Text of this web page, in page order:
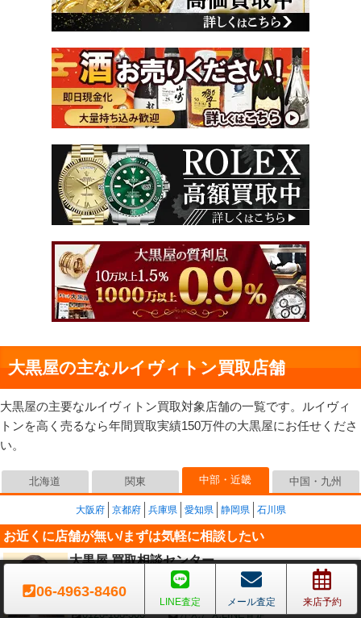
大黒屋の主なルイヴィトン買取店舗
大黒屋の主要なルイヴィトン買取対象店舗の一覧です。ルイヴィ
トンを高く売るなら年間買取実績150万件の大黒屋にお任せくださ
い。
北海道 関東 中部・近畿 中国・九州
大阪府 京都府 兵庫県 愛知県 静岡県 石川県
お近くに店舗が無い/まずは気軽に相談したい
大黒屋 買取相談センター
TELやLINEで相談や手続きが可能です→ 詳細はこちら
お近くに店舗が無い場合はこちらにお問い合わせ下さい
0120-188-300 かんたんLINE査定
06-4963-8460
LINE査定 メール査定 来店予約